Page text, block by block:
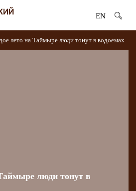
EN
лето на Таймыре люди тонут в водоемах
люди тонут в